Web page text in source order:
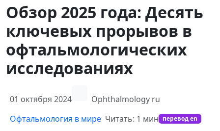
Обзор 2025 года: Десять
ключевых прорывов в
офтальмологических
исследованиях
01 октября 2024
Ophthalmology ru
Офтальмология в мире Читать: 1 мин перевод en